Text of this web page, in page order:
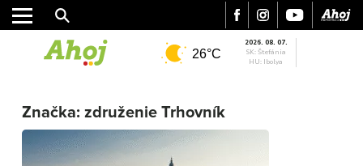
REGIÓN
ŠPORT
KULTÚRA
26°C
2026. 08. 07.
SK: Štefánia
HU: Ibolya
Značka: združenie Trhovník